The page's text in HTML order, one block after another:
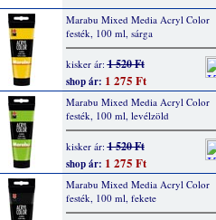
Marabu Mixed Media Acryl Color
festék, 100 ml, sárga
kisker ár:1 520 Ft
shop ár: 1 275 Ft
Marabu Mixed Media Acryl Color
festék, 100 ml, levélzöld
kisker ár:1 520 Ft
shop ár: 1 275 Ft
Marabu Mixed Media Acryl Color
festék, 100 ml, fekete